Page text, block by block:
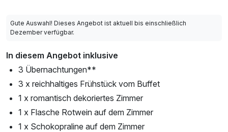
Gute Auswahl! Dieses Angebot ist aktuell bis einschließlich
Dezember verfügbar.
In diesem Angebot inklusive
3 Übernachtungen**
3 x reichhaltiges Frühstück vom Buffet
1 x romantisch dekoriertes Zimmer
1 x Flasche Rotwein auf dem Zimmer
1 x Schokopraline auf dem Zimmer